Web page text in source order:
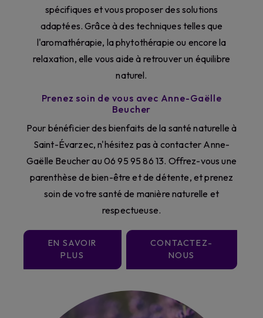
spécifiques et vous proposer des solutions
adaptées. Grâce à des techniques telles que
l'aromathérapie, la phytothérapie ou encore la
relaxation, elle vous aide à retrouver un équilibre
naturel.
Prenez soin de vous avec Anne-Gaëlle
Beucher
Pour bénéficier des bienfaits de la santé naturelle à
Saint-Évarzec, n'hésitez pas à contacter Anne-
Gaëlle Beucher au 06 95 95 86 13. Offrez-vous une
parenthèse de bien-être et de détente, et prenez
soin de votre santé de manière naturelle et
respectueuse.
EN SAVOIR
PLUS
CONTACTEZ-
NOUS